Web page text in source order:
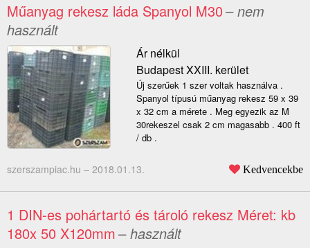
Műanyag rekesz láda Spanyol M30– nem
használt
Ár nélkül
Budapest XXIII. kerület
Új szerűek 1 szer voltak használva .
Spanyol típusú műanyag rekesz 59 x 39
x 32 cm a mérete . Meg egyezik az M
30rekeszel csak 2 cm magasabb . 400 ft
/ db .
szerszampiac.hu – 2018.01.13. Kedvencekbe
1 DIN-es pohártartó és tároló rekesz Méret: kb
180x 50 X120mm– használt